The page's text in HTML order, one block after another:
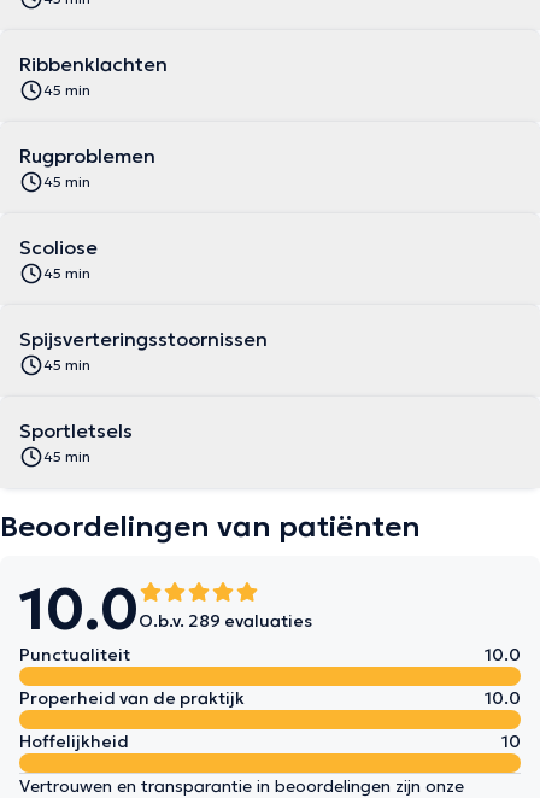
Ribbenklachten
45 min
Rugproblemen
45 min
Scoliose
45 min
Spijsverteringsstoornissen
45 min
Sportletsels
45 min
Beoordelingen van patiënten
10.0O.b.v. 289 evaluaties
Punctualiteit
10.0
Properheid van de praktijk
10.0
Hoffelijkheid
10
Vertrouwen en transparantie in beoordelingen zijn onze